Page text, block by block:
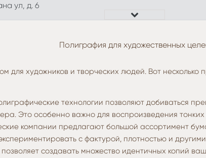
ул, д. 6
Полиграфия для художественных
для художников и творческих людей. Вот
технологии позволяют добиваться
Это особенно важно для воспроизведения
компании предлагают большой ассортимент
с фактурой, плотностью и
создавать множество идентичных копий